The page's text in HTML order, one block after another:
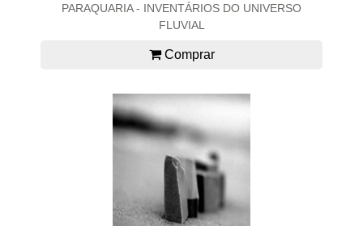
PARAQUARIA - INVENTÁRIOS DO UNIVERSO
FLUVIAL
Comprar